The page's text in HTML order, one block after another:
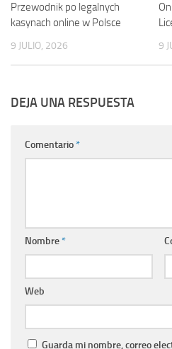
Przewodnik po legalnych
kasynach online w Polsce
9 JULIO, 2026 9
DEJA UNA RESPUESTA
Comentario*
Nombre*
Web
Guarda mi nombre, correo